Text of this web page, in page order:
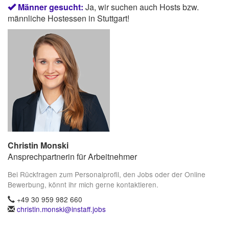
Männer gesucht: Ja, wir suchen auch Hosts bzw.
männliche Hostessen in Stuttgart!
Christin Monski
Ansprechpartnerin für Arbeitnehmer
Bei Rückfragen zum Personalprofil, den Jobs oder der Online
Bewerbung, könnt ihr mich gerne kontaktieren.
+49 30 959 982 660
christin.monski@instaff.jobs